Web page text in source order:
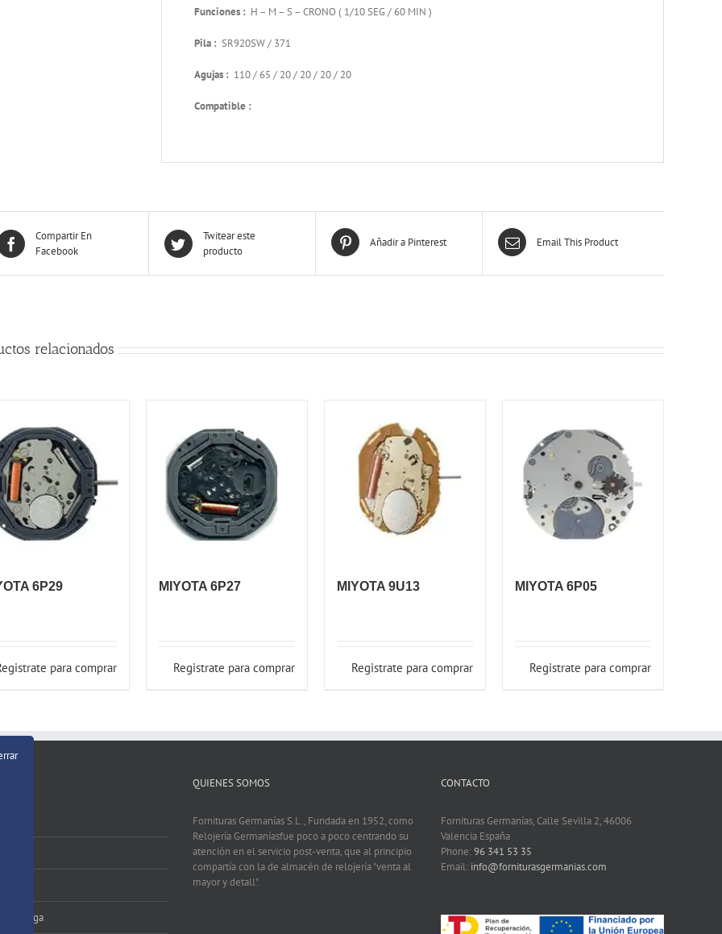
Funciones : H – M – S – CRONO ( 1/10 SEG / 60 MIN )
Pila : SR920SW / 371
Agujas : 110 / 65 / 20 / 20 / 20 / 20
Compatible :
Compartir En
Facebook
Twitear este
producto
Añadir a Pinterest Email This Product
relacionados
6P29
para comprar
MIYOTA 6P27
Registrate para comprar
MIYOTA 9U13
Registrate para comprar
MIYOTA 6P05
Registrate para comprar
Entrega
QUIENES SOMOS
Fornituras Germanías S.L., Fundada en 1952, como
Relojería Germaníasfue poco a poco centrando su
atención en el servicio post-venta, que al principio
compartía con la de almacén de relojería "venta al
mayor y detall".
CONTACTO
Fornituras Germanías, Calle Sevilla 2, 46006
Valencia España
Phone:96 341 53 35
Email: info@forniturasgermanias.com